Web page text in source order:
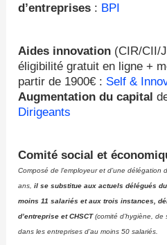
d’entreprises : BPI
Aides innovation (CIR/CII/
éligibilité gratuit en ligne +
partir de 1900€ : Self &
Augmentation du capital
Dirigeants
Comité social et
Composé de l’employeur et d’une
ans,il se substitue aux actuels délégués
moins 11 salariés et aux trois instances,
d’entreprise et CHSCT(comité d’hygiène, de
dans les entreprises d’au moins 50 salariés.